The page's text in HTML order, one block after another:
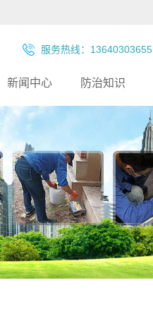
服务热线：13640303655
新闻中心 防治知识